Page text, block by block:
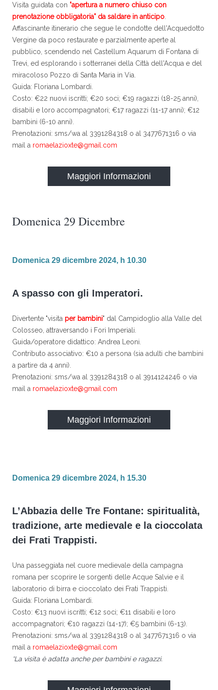
Visita guidata con "apertura a numero chiuso con
prenotazione obbligatoria" da saldare in anticipo.
Affascinante itinerario che segue le condotte dell'Acquedotto
Vergine da poco restaurate e parzialmente aperte al
pubblico, scendendo nel Castellum Aquarum di Fontana di
Trevi, ed esplorando i sotterranei della Città dell'Acqua e del
miracoloso Pozzo di Santa Maria in Via.
Guida: Floriana Lombardi.
Costo: €22 nuovi iscritti; €20 soci; €19 ragazzi (18-25 anni),
disabili e loro accompagnatori; €17 ragazzi (11-17 anni); €12
bambini (6-10 anni).
Prenotazioni: sms/wa al 3391284318 o al 3477671316 o via
mail a romaelazioxte@gmail.com
Maggiori Informazioni
Domenica 29 Dicembre
Domenica 29 dicembre 2024, h 10.30
A spasso con gli Imperatori.
Divertente "visita per bambini" dal Campidoglio alla Valle del
Colosseo, attraversando i Fori Imperiali.
Guida/operatore didattico: Andrea Leoni.
Contributo associativo: €10 a persona (sia adulti che bambini
a partire da 4 anni).
Prenotazioni: sms/wa al 3391284318 o al 3914124246 o via
mail a romaelazioxte@gmail.com
Maggiori Informazioni
Domenica 29 dicembre 2024, h 15.30
L’Abbazia delle Tre Fontane: spiritualità,
tradizione, arte medievale e la cioccolata
dei Frati Trappisti.
Una passeggiata nel cuore medievale della campagna
romana per scoprire le sorgenti delle Acque Salvie e il
laboratorio di birra e cioccolato dei Frati Trappisti.
Guida: Floriana Lombardi.
Costo: €13 nuovi iscritti; €12 soci; €11 disabili e loro
accompagnatori; €10 ragazzi (14-17); €5 bambini (6-13).
Prenotazioni: sms/wa al 3391284318 o al 3477671316 o via
mail a romaelazioxte@gmail.com
*La visita è adatta anche per bambini e ragazzi.